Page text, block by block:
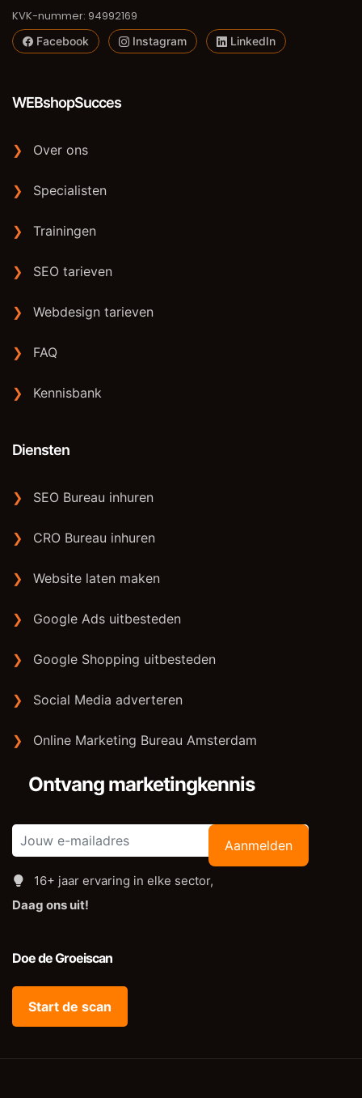
KVK-nummer: 94992169
Facebook Instagram LinkedIn
WEBshopSucces
❯ Over ons
❯ Specialisten
❯ Trainingen
❯ SEO tarieven
❯ Webdesign tarieven
❯ FAQ
❯ Kennisbank
Diensten
❯ SEO Bureau inhuren
❯ CRO Bureau inhuren
❯ Website laten maken
❯ Google Ads uitbesteden
❯ Google Shopping uitbesteden
❯ Social Media adverteren
❯ Online Marketing Bureau Amsterdam
Ontvang marketingkennis
Aanmelden
16+ jaar ervaring in elke sector,
Daag ons uit!
Doe de Groeiscan
Start de scan